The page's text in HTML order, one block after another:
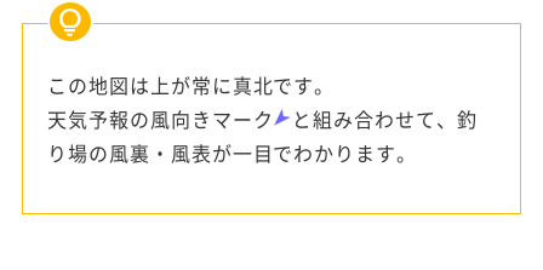
この地図は上が常に真北です。
天気予報の風向きマーク
と組み合わせて、釣
り場の風裏・風表が一目でわかります。